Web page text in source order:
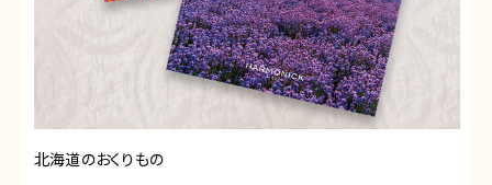
北海道のおくりもの